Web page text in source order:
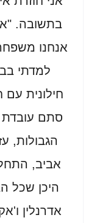
בתשובה.
אנחנו
למדתי
חילונית
סתם עובדת
הגבולות,
אביב,
היכן שכל
אדרנלין